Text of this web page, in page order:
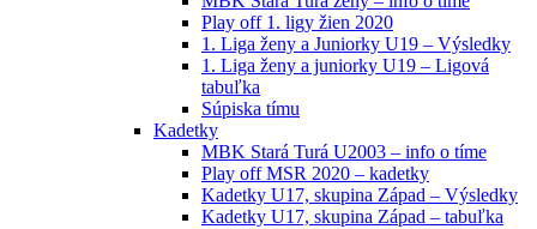
Play off 1. ligy žien 2020
1. Liga ženy a Juniorky U19 – Výsledky
1. Liga ženy a juniorky U19 – Ligová
tabuľka
Súpiska tímu
Kadetky
MBK Stará Turá U2003 – info o tíme
Play off MSR 2020 – kadetky
Kadetky U17, skupina Západ – Výsledky
Kadetky U17, skupina Západ – tabuľka